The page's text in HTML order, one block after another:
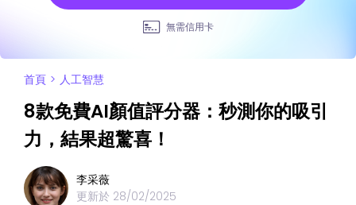
無需信用卡
首頁 > 人工智慧
8款免費AI顏值評分器：秒測你的吸引
力，結果超驚喜！
李采薇
更新於 28/02/2025